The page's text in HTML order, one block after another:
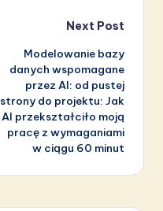
Next Post
Modelowanie bazy
danych wspomagane
przez AI: od pustej
strony do projektu: Jak
AI przekształciło moją
pracę z wymaganiami
w ciągu 60 minut